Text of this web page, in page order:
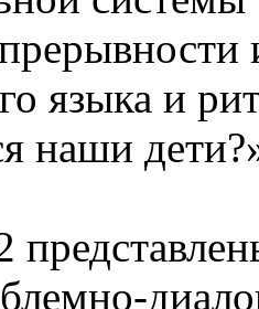
языка и
наши